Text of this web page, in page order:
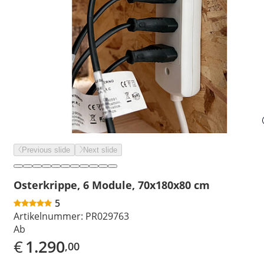
Previous slide Next slide
Osterkrippe, 6 Module, 70x180x80 cm
5
Artikelnummer: PR029763
Ab
€1.290,00